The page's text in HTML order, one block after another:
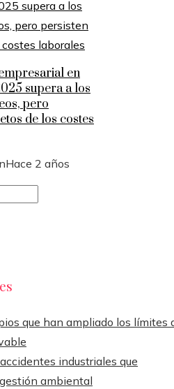
en
supera a los
pero
de los costes
Hace 2 años
que han ampliado los límites
industriales que
ambiental